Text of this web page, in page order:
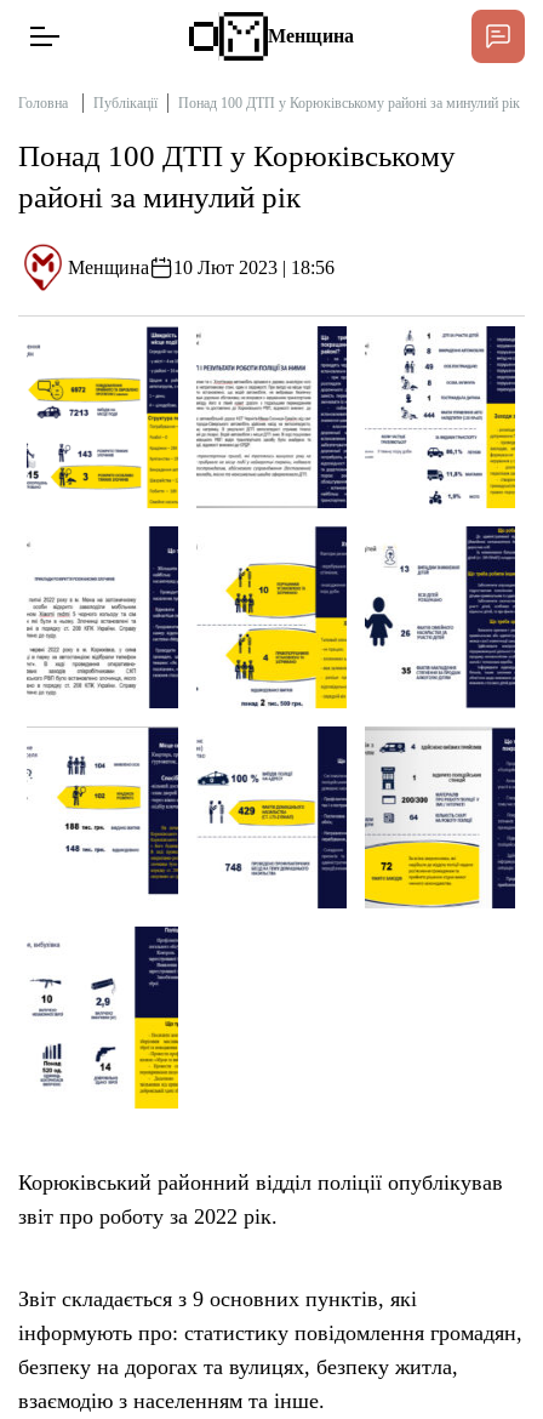
Новини
Інтерв’ю
Публікації
Про нас
Тендери
Довідник
Контакти
Рекламні прайси
Підтримати «місцевих»
Редакційна політика
Етичний кодекс
Підтримати
Менщина
Головна Публікації Понад 100 ДТП у Корюківському районі за минулий рік
Понад 100 ДТП у Корюківському
районі за минулий рік
Менщина 10 Лют 2023 | 18:56
Корюківський районний відділ поліції опублікував
звіт про роботу за 2022 рік.
Звіт складається з 9 основних пунктів, які
інформують про: статистику повідомлення громадян,
безпеку на дорогах та вулицях, безпеку житла,
взаємодію з населенням та інше.